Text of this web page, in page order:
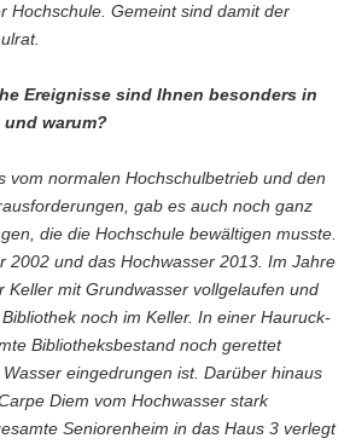
Hochschule. Gemeint sind damit der
Ereignisse sind Ihnen besonders in
warum?
vom normalen Hochschulbetrieb und den
gab es auch noch ganz
die die Hochschule bewältigen musste.
2002 und das Hochwasser 2013. Im Jahre
Keller mit Grundwasser vollgelaufen und
noch im Keller. In einer Hauruck-
Bibliotheksbestand noch gerettet
eingedrungen ist. Darüber hinaus
Diem vom Hochwasser stark
Seniorenheim in das Haus 3 verlegt